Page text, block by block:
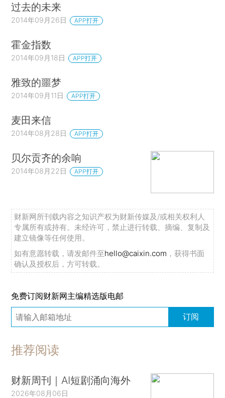
过去的未来
2014年09月26日 APP打开
霍金指数
2014年09月18日 APP打开
雅致的噩梦
2014年09月11日 APP打开
麦田来信
2014年08月28日 APP打开
贝尔贡齐的余响
2014年08月22日 APP打开
财新网所刊载内容之知识产权为财新传媒及/或相关权利人
专属所有或持有。未经许可，禁止进行转载、摘编、复制及
建立镜像等任何使用。
如有意愿转载，请发邮件至hello@caixin.com ，获得书面
确认及授权后，方可转载。
免费订阅财新网主编精选版电邮
订阅
推荐阅读
财新周刊｜AI短剧涌向海外
2026年08月06日